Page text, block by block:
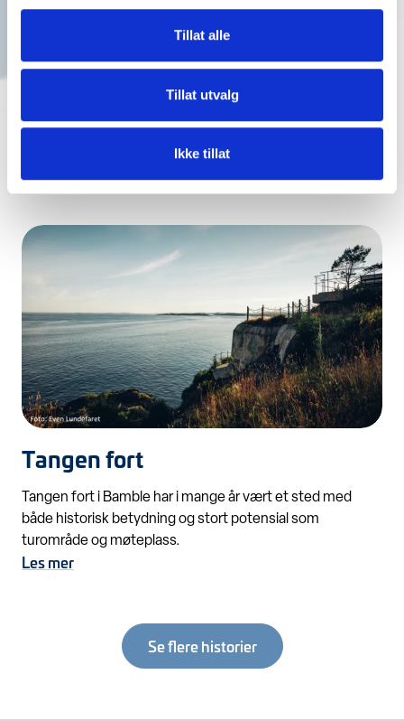
Tillat alle
Tillat utvalg
Ikke tillat
Cudrios gate 3
kystkulturkvartalet i byen. Området har et autentisk miljø
som er unikt i landssammenheng, og som formidler
viktige deler av den maritime historien langs
Tangen fort
Tangen fort i Bamble har i mange år vært et sted med
både historisk betydning og stort potensial som
turområde og møteplass.
Les mer
Se flere historier